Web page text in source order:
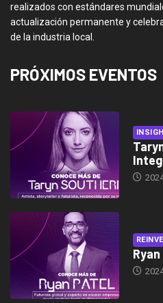
realizados con estándares
actualización permanente y
de la industria local.
PRÓXIMOS EVENTOS